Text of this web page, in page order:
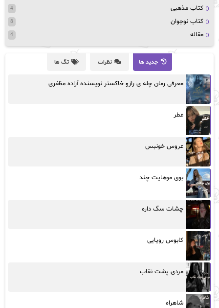
کتاب مذهبی 4
کتاب نوجوان 8
مقاله 4
جدید ها نظرات تگ ها
معرفی رمان چله ی رازو خاکستر نویسنده آزاده مظفری
عطر
عروس خونبس
بوی موهایت چند
چشات سگ داره
کابوس رویایی
مردی پشت نقاب
شاهراه